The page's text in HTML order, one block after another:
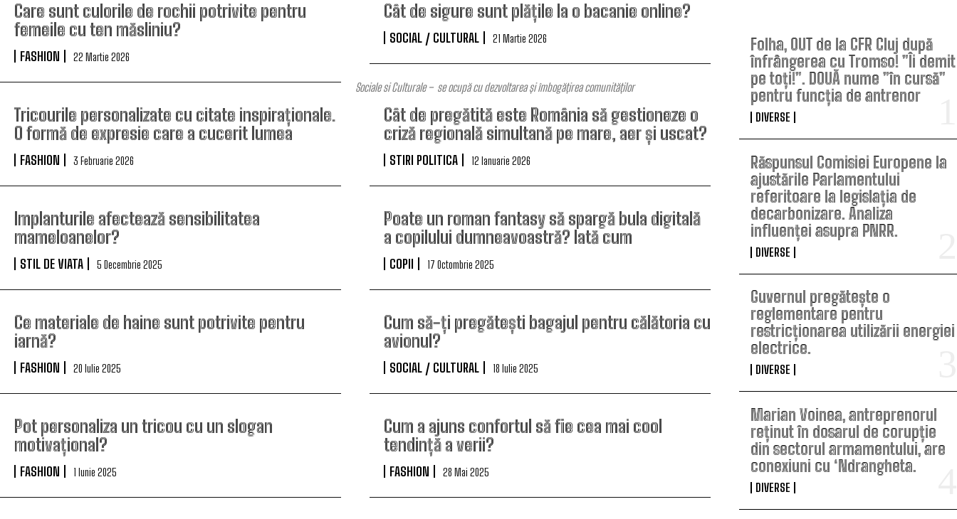
Care sunt culorile de rochii potrivite pentru
femeile cu ten măsliniu?
FASHION 22 Martie 2026
Cât de sigure sunt plățile la o bacanie online?
SOCIAL / CULTURAL 21 Martie 2026
Tricourile personalizate cu citate inspiraționale.
O formă de expresie care a cucerit lumea
FASHION 3 Februarie 2026
Cât de pregătită este România să gestioneze o
criză regională simultană pe mare, aer și uscat?
STIRI POLITICA 12 Ianuarie 2026
Implanturile afectează sensibilitatea
mameloanelor?
STIL DE VIATA 5 Decembrie 2025
Poate un roman fantasy să spargă bula digitală
a copilului dumneavoastră? Iată cum
COPII 17 Octombrie 2025
Ce materiale de haine sunt potrivite pentru
iarnă?
FASHION 20 Iulie 2025
Cum să-ți pregătești bagajul pentru călătoria cu
avionul?
SOCIAL / CULTURAL 18 Iulie 2025
Pot personaliza un tricou cu un slogan
motivațional?
FASHION 1 Iunie 2025
Cum a ajuns confortul să fie cea mai cool
tendință a verii?
FASHION 28 Mai 2025
Sociale si Culturale – se ocupă cu dezvoltarea și îmbogățirea comunităților
Folha, OUT de la CFR Cluj după
înfrângerea cu Tromso! ”Îi demit
pe toți!”. DOUĂ nume ”în cursă”
pentru funcția de antrenor
DIVERSE
Răspunsul Comisiei Europene la
ajustările Parlamentului
referitoare la legislația de
decarbonizare. Analiza
influenței asupra PNRR.
DIVERSE
Guvernul pregătește o
reglementare pentru
restricționarea utilizării energiei
electrice.
DIVERSE
Marian Voinea, antreprenorul
reținut în dosarul de corupție
din sectorul armamentului, are
conexiuni cu ‘Ndrangheta.
DIVERSE